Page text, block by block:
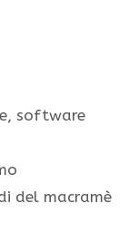
,software
del macramè